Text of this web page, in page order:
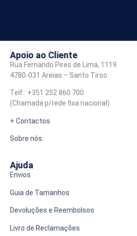
Apoio ao Cliente
Rua Fernando Pires de Lima, 1119
4780-031 Areias – Santo Tirso
Telf.: +351 252 860 700
(Chamada p/rede fixa nacional)
+ Contactos
Sobre nós
Ajuda
Envios
Guia de Tamanhos
Devoluções e Reembolsos
Livro de Reclamações